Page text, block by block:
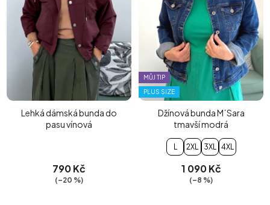
Lehká dámská bunda do
pasu vínová
790 Kč
(–20 %)
MŮJ TIP
PLUS SIZE
Džínová bunda M´Sara
tmavší modrá
L 2XL 3XL 4XL
1 090 Kč
(–8 %)